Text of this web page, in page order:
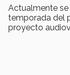
Actualmente
temporada del
proyecto